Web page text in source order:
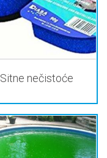
Sitne nečistoće